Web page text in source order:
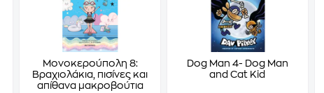
Μονοκερούπολη 8:
Βραχιολάκια, πισίνες και
απίθανα μακροβούτια
Dog Man 4- Dog Man
and Cat Kid